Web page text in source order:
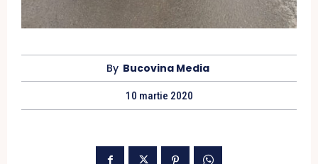
By Bucovina Media
10 martie 2020